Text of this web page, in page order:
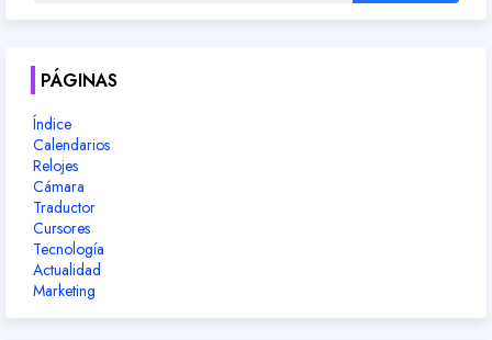
PÁGINAS
Índice
Calendarios
Relojes
Cámara
Traductor
Cursores
Tecnología
Actualidad
Marketing